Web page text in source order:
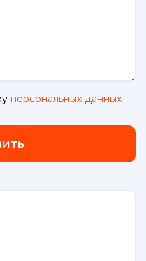
персональных данных